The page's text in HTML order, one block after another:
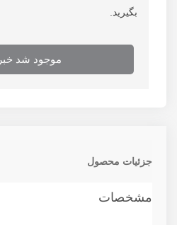
بگیرید.
موجود شد
جزئیات محصول
مشخصات